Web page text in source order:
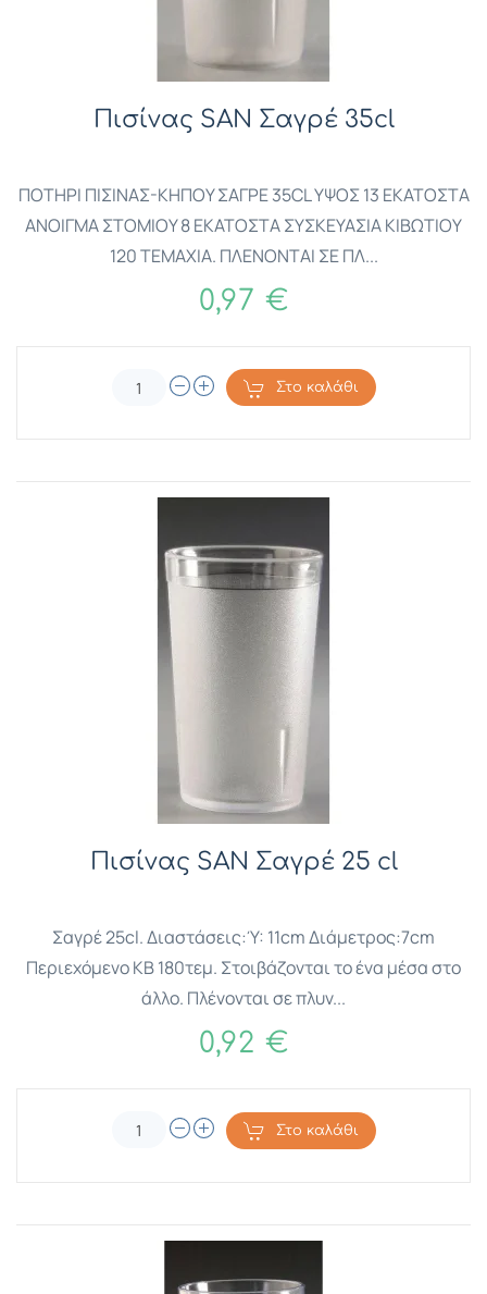
Πισίνας SAN Σαγρέ 35cl
ΠΟΤΗΡΙ ΠΙΣΙΝΑΣ-ΚΗΠΟΥ ΣΑΓΡΕ 35CL ΥΨΟΣ 13 ΕΚΑΤΟΣΤΑ
ΑΝΟΙΓΜΑ ΣΤΟΜΙΟΥ 8 ΕΚΑΤΟΣΤΑ ΣΥΣΚΕΥΑΣΙΑ ΚΙΒΩΤΙΟΥ
120 ΤΕΜΑΧΙΑ. ΠΛΕΝΟΝΤΑΙ ΣΕ ΠΛ...
0,97 €
Στο καλάθι
Πισίνας SAN Σαγρέ 25 cl
Σαγρέ 25cl. Διαστάσεις:Ύ: 11cm Διάμετρος:7cm
Περιεχόμενο ΚΒ 180τεμ. Στοιβάζονται το ένα μέσα στο
άλλο. Πλένονται σε πλυν...
0,92 €
Στο καλάθι